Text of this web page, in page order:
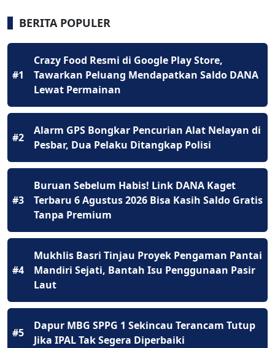
BERITA POPULER
#1
Crazy Food Resmi di Google Play Store,
Tawarkan Peluang Mendapatkan Saldo DANA
Lewat Permainan
#2
Alarm GPS Bongkar Pencurian Alat Nelayan di
Pesbar, Dua Pelaku Ditangkap Polisi
#3
Buruan Sebelum Habis! Link DANA Kaget
Terbaru 6 Agustus 2026 Bisa Kasih Saldo Gratis
Tanpa Premium
#4
Mukhlis Basri Tinjau Proyek Pengaman Pantai
Mandiri Sejati, Bantah Isu Penggunaan Pasir
Laut
#5
Dapur MBG SPPG 1 Sekincau Terancam Tutup
Jika IPAL Tak Segera Diperbaiki